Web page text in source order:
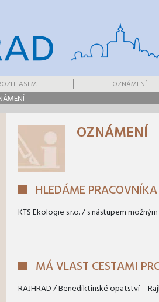
OZNÁMENÍ
OZNÁMENÍ
HLEDÁME
KTS Ekologie s.r.o. / s nástupem možným
MÁ VLAST CESTAMI
RAJHRAD / Benediktinské opatství –